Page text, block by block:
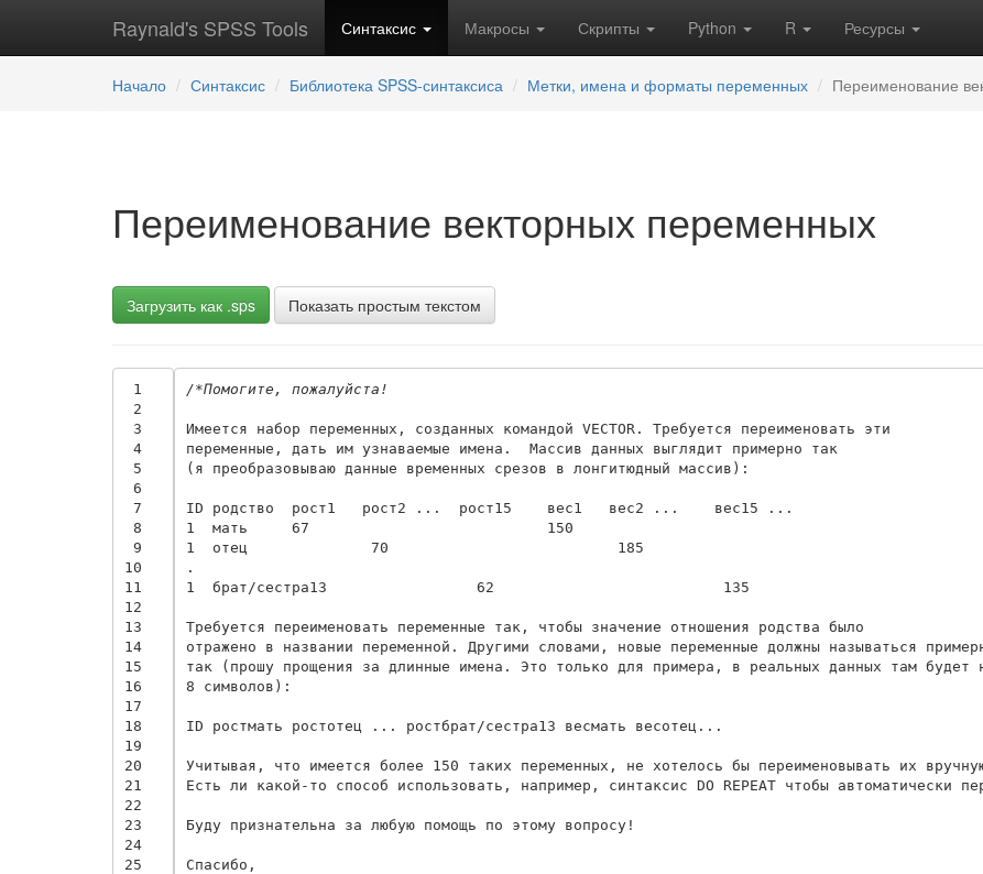
Raynald's SPSS Tools Синтаксис Макросы Скрипты Python R Ресурсы
Начало Синтаксис Библиотека SPSS-синтаксиса Метки, имена и форматы переменных Переименование
Переименование векторных переменных
Загрузить как .sps Показать простым текстом
1
2
3
4
5
6
7
8
9
10
11
12
13
14
15
16
17
18
19
20
21
22
23
24
25
/*Помогите, пожалуйста!
Имеется набор переменных, созданных командой VECTOR. Требуется переименовать эти
переменные, дать им узнаваемые имена.  Массив данных выглядит примерно так
(я преобразовываю данные временных срезов в лонгитюдный массив):
ID родство  рост1   рост2 ...  рост15    вес1   вес2 ...    вес15 ...
1  мать     67                           150
1  отец              70                          185
.
1  брат/сестра13                 62                          135
Требуется переименовать переменные так, чтобы значение отношения родства было
отражено в названии переменной. Другими словами, новые переменные должны называться
так (прошу прощения за длинные имена. Это только для примера, в реальных данных там будет
8 символов):
ID ростмать ростотец ... ростбрат/сестра13 весмать весотец...
Учитывая, что имеется более 150 таких переменных, не хотелось бы переименовывать их
Есть ли какой-то способ использовать, например, синтаксис DO REPEAT чтобы автоматически
Буду признательна за любую помощь по этому вопросу!
Спасибо,